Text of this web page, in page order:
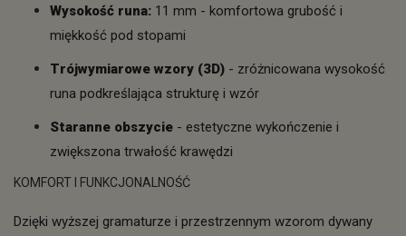
Wysokość runa: 11 mm - komfortowa grubość i
miękkość pod stopami
Trójwymiarowe wzory (3D) - zróżnicowana wysokość
runa podkreślająca strukturę i wzór
Staranne obszycie - estetyczne wykończenie i
zwiększona trwałość krawędzi
KOMFORT I FUNKCJONALNOŚĆ
Dzięki wyższej gramaturze i przestrzennym wzorom dywany